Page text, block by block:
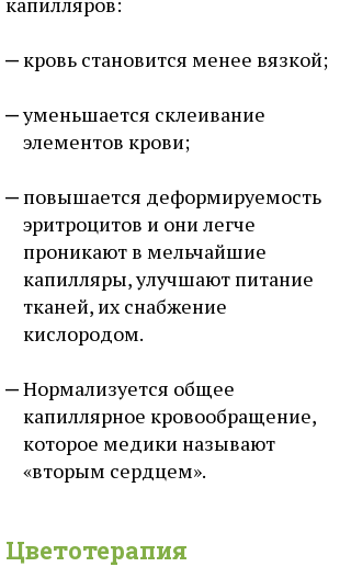
кровь становится менее вязкой;
уменьшается склеивание
элементов крови;
повышается деформируемость
эритроцитов и они легче
проникают в мельчайшие
капилляры, улучшают питание
тканей, их снабжение
кислородом.
Нормализуется общее
капиллярное кровообращение,
которое медики называют
«вторым сердцем».
Цветотерапия